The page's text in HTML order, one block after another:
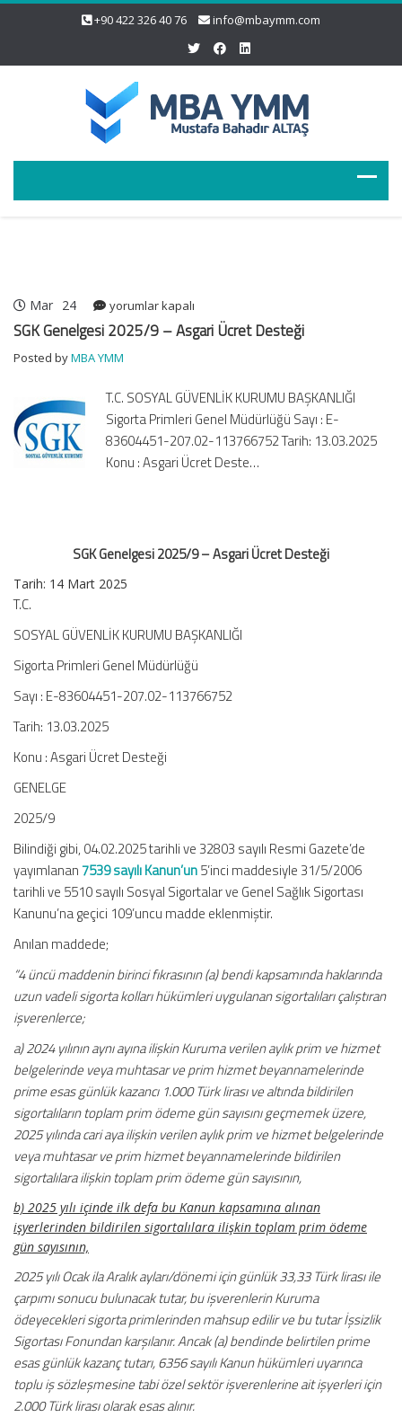
+90 422 326 40 76 info@mbaymm.com
Mar 24
SGK
Genelgesi
–
Ücret
Desteği
için
yorumlar kapalı
SGK Genelgesi 2025/9 – Asgari Ücret Desteği
Posted byMBA YMM
T.C. SOSYAL GÜVENLİK KURUMU BAŞKANLIĞI
Sigorta Primleri Genel Müdürlüğü Sayı : E-
83604451-207.02-113766752 Tarih: 13.03.2025
Konu : Asgari Ücret Deste…
SGK Genelgesi 2025/9 – Asgari Ücret Desteği
Tarih: 14 Mart 2025
T.C.
SOSYAL GÜVENLİK KURUMU BAŞKANLIĞI
Sigorta Primleri Genel Müdürlüğü
Sayı : E-83604451-207.02-113766752
Tarih: 13.03.2025
Konu : Asgari Ücret Desteği
GENELGE
2025/9
Bilindiği gibi, 04.02.2025 tarihli ve 32803 sayılı Resmi Gazete’de
yayımlanan7539 sayılı Kanun’un5’inci maddesiyle 31/5/2006
tarihli ve 5510 sayılı Sosyal Sigortalar ve Genel Sağlık Sigortası
Kanunu’na geçici 109’uncu madde eklenmiştir.
Anılan maddede;
“4 üncü maddenin birinci fıkrasının (a) bendi kapsamında haklarında
uzun vadeli sigorta kolları hükümleri uygulanan sigortalıları çalıştıran
işverenlerce;
a) 2024 yılının aynı ayına ilişkin Kuruma verilen aylık prim ve hizmet
belgelerinde veya muhtasar ve prim hizmet beyannamelerinde
prime esas günlük kazancı 1.000 Türk lirası ve altında bildirilen
sigortalıların toplam prim ödeme gün sayısını geçmemek üzere,
2025 yılında cari aya ilişkin verilen aylık prim ve hizmet belgelerinde
veya muhtasar ve prim hizmet beyannamelerinde bildirilen
sigortalılara ilişkin toplam prim ödeme gün sayısının,
b) 2025 yılı içinde ilk defa bu Kanun kapsamına alınan
işyerlerinden bildirilen sigortalılara ilişkin toplam prim ödeme
gün sayısının,
2025 yılı Ocak ila Aralık ayları/dönemi için günlük 33,33 Türk lirası ile
çarpımı sonucu bulunacak tutar, bu işverenlerin Kuruma
ödeyecekleri sigorta primlerinden mahsup edilir ve bu tutar İşsizlik
Sigortası Fonundan karşılanır. Ancak (a) bendinde belirtilen prime
esas günlük kazanç tutarı, 6356 sayılı Kanun hükümleri uyarınca
toplu iş sözleşmesine tabi özel sektör işverenlerine ait işyerleri için
2.000 Türk lirası olarak esas alınır.